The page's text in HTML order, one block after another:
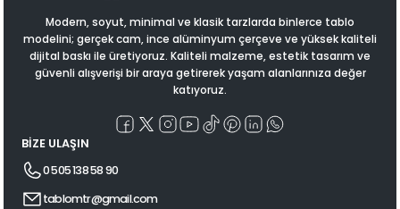
Modern, soyut, minimal ve klasik tarzlarda binlerce tablo
modelini; gerçek cam, ince alüminyum çerçeve ve yüksek kaliteli
dijital baskı ile üretiyoruz. Kaliteli malzeme, estetik tasarım ve
güvenli alışverişi bir araya getirerek yaşam alanlarınıza değer
katıyoruz.
BİZE ULAŞIN
0 505 138 58 90
tablomtr@gmail.com